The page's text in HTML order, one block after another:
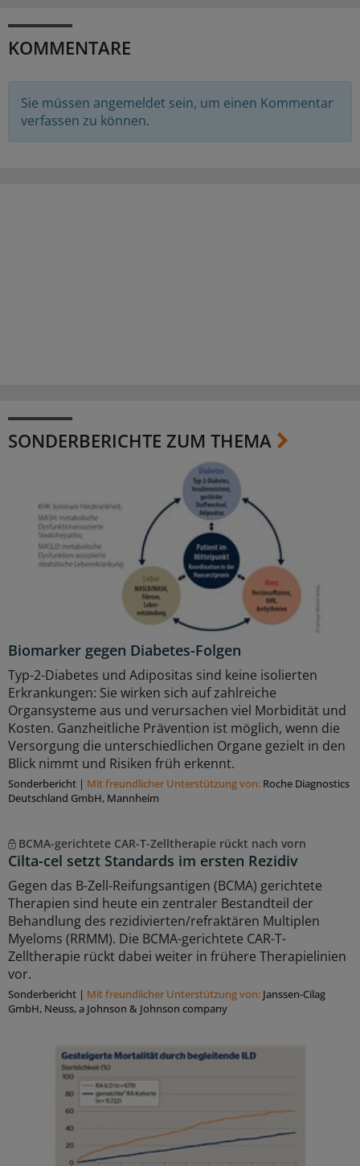
KOMMENTARE
Sie müssen angemeldet sein, um einen Kommentar
verfassen zu können.
SONDERBERICHTE ZUM THEMA
Biomarker gegen Diabetes-Folgen
Typ-2-Diabetes und Adipositas sind keine isolierten
Erkrankungen: Sie wirken sich auf zahlreiche
Organsysteme aus und verursachen viel Morbidität und
Kosten. Ganzheitliche Prävention ist möglich, wenn die
Versorgung die unterschiedlichen Organe gezielt in den
Blick nimmt und Risiken früh erkennt.
Sonderbericht | Mit freundlicher Unterstützung von: Roche Diagnostics
Deutschland GmbH, Mannheim
BCMA-gerichtete CAR-T-Zelltherapie rückt nach vorn
Cilta-cel setzt Standards im ersten Rezidiv
Gegen das B-Zell-Reifungsantigen (BCMA) gerichtete
Therapien sind heute ein zentraler Bestandteil der
Behandlung des rezidivierten/refraktären Multiplen
Myeloms (RRMM). Die BCMA-gerichtete CAR-T-
Zelltherapie rückt dabei weiter in frühere Therapielinien
vor.
Sonderbericht | Mit freundlicher Unterstützung von: Janssen-Cilag
GmbH, Neuss, a Johnson & Johnson company